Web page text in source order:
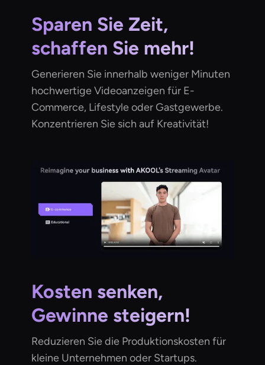
Sparen Sie Zeit,
schaffen Sie mehr!
Generieren Sie innerhalb weniger Minuten
hochwertige Videoanzeigen für E-
Commerce, Lifestyle oder Gastgewerbe.
Konzentrieren Sie sich auf Kreativität!
Kosten senken,
Gewinne steigern!
Reduzieren Sie die Produktionskosten für
kleine Unternehmen oder Startups.